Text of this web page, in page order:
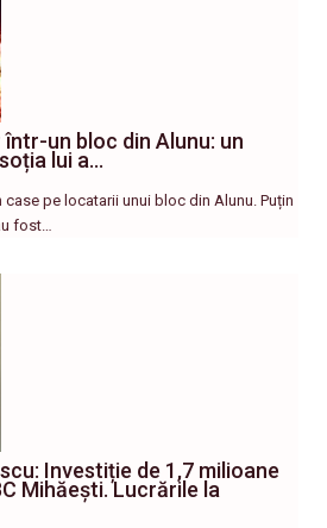
un bloc din Alunu: un
lui a…
pe locatarii unui bloc din Alunu. Puțin
fost…
Investiție de 1,7 milioane
Mihăești. Lucrările la